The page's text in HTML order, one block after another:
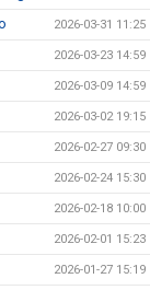
2026-03-31 11:25
2026-03-23 14:59
2026-03-09 14:59
2026-03-02 19:15
2026-02-27 09:30
2026-02-24 15:30
2026-02-18 10:00
2026-02-01 15:23
2026-01-27 15:19